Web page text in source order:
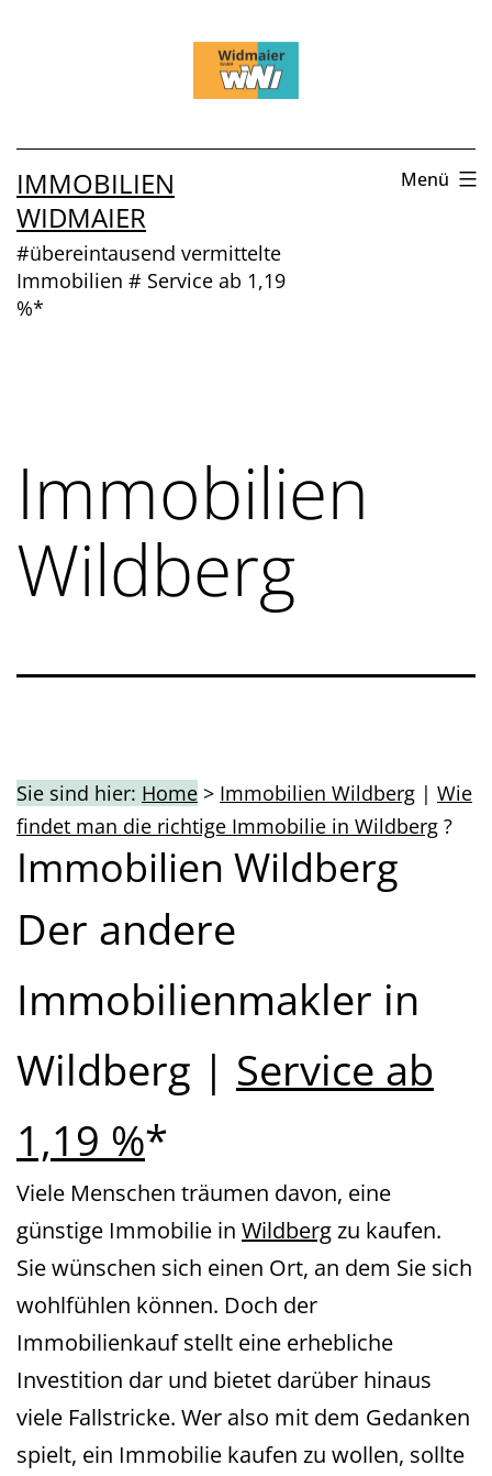
IMMOBILIEN
WIDMAIER
#übereintausend vermittelte
Immobilien # Service ab 1,19
%*
Menü
Immobilien
Wildberg
Sie sind hier: Home > Immobilien Wildberg | Wie
findet man die richtige Immobilie in Wildberg ?
Immobilien Wildberg
Der andere
Immobilienmakler in
Wildberg | Service ab
1,19 %*
Viele Menschen träumen davon, eine
günstige Immobilie in Wildbergzu kaufen.
Sie wünschen sich einen Ort, an dem Sie sich
wohlfühlen können. Doch der
Immobilienkauf stellt eine erhebliche
Investition dar und bietet darüber hinaus
viele Fallstricke. Wer also mit dem Gedanken
spielt, ein Immobilie kaufen zu wollen, sollte